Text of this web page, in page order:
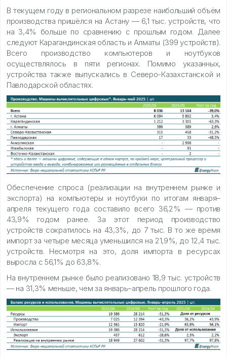
В текущем году в региональном разрезе наибольший объём
производства пришёлся на Астану — 6,1 тыс. устройств, что
на 3,4% больше по сравнению с прошлым годом. Далее
следуют Карагандинская область и Алматы (399 устройств).
Всего производство компьютеров и ноутбуков
осуществлялось в пяти регионах. Помимо указанных,
устройства также выпускались в Северо-Казахстанской и
Павлодарской областях.
Обеспечение спроса (реализации на внутреннем рынке и
экспорта) на компьютеры и ноутбуки по итогам января–
апреля текущего года составило всего 36,2% — против
43,9% годом ранее. За этот период производство
устройств сократилось на 43,3%, до 7 тыс. В то же время
импорт за четыре месяца уменьшился на 21,9%, до 12,4 тыс.
устройств. Несмотря на это, доля импорта в ресурсах
выросла с 56,1% до 63,8%.
На внутреннем рынке было реализовано 18,9 тыс. устройств
— на 31,3% меньше, чем за январь–апрель прошлого года.